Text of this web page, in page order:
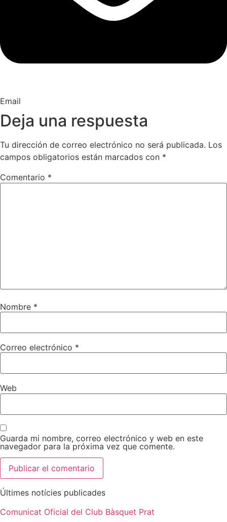
Email
Deja una respuesta
Tu dirección de correo electrónico no será publicada. Los
campos obligatorios están marcados con *
Comentario *
Nombre *
Correo electrónico *
Web
Guarda mi nombre, correo electrónico y web en este
navegador para la próxima vez que comente.
Últimes notícies publicades
Comunicat Oficial del Club Bàsquet Prat